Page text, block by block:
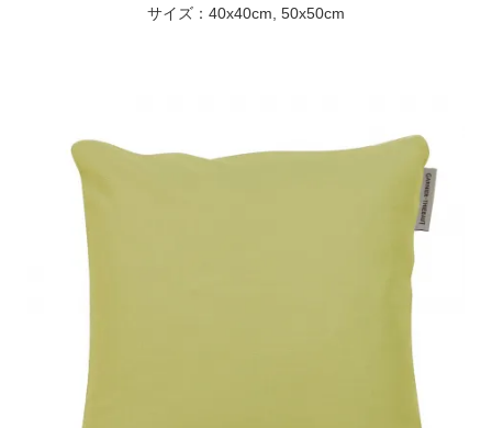
サイズ：40x40cm, 50x50cm